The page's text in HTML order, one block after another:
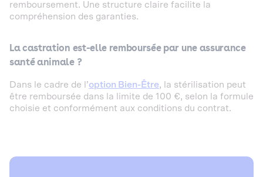
remboursement. Une structure claire facilite la
compréhension des garanties.
La castration est-elle remboursée par une assurance
santé animale ?
Dans le cadre de l’option Bien-Être, la stérilisation peut
être remboursée dans la limite de 100 €, selon la formule
choisie et conformément aux conditions du contrat.